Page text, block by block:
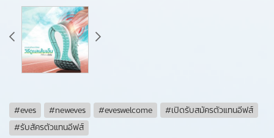
#eves #neweves #eveswelcome
#เปิดรับสมัครตัวแทนอีฟส์
#รับสัครตัวแทนอีฟส์